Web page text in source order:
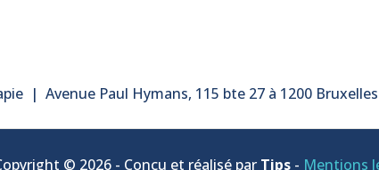
|Avenue Paul Hymans, 115 bte 27 à 1200 Bruxelles
© 2026 - Conçu et réalisé par Tips- Mentions